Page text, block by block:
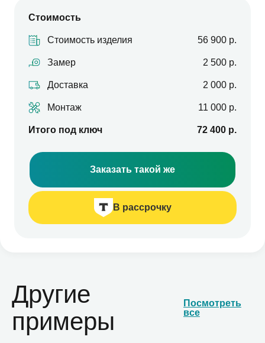
Стоимость
Стоимость изделия 56 900 р.
Замер 2 500 р.
Доставка 2 000 р.
Монтаж 11 000 р.
Итого под ключ 72 400 р.
Заказать такой же
В рассрочку
Другие
примеры
Посмотреть
все